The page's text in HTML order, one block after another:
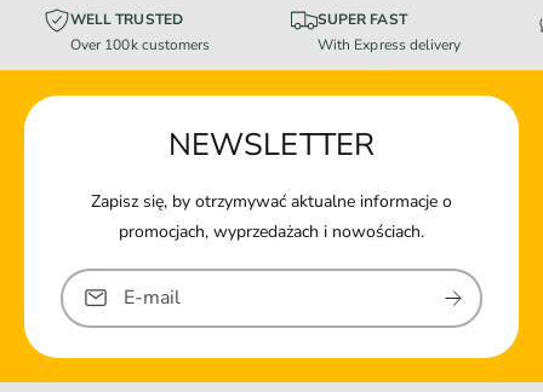
WELL TRUSTED
Over 100k customers
SUPER FAST
With Express delivery
NEWSLETTER
Zapisz się, by otrzymywać aktualne informacje o
promocjach, wyprzedażach i nowościach.
E-mail